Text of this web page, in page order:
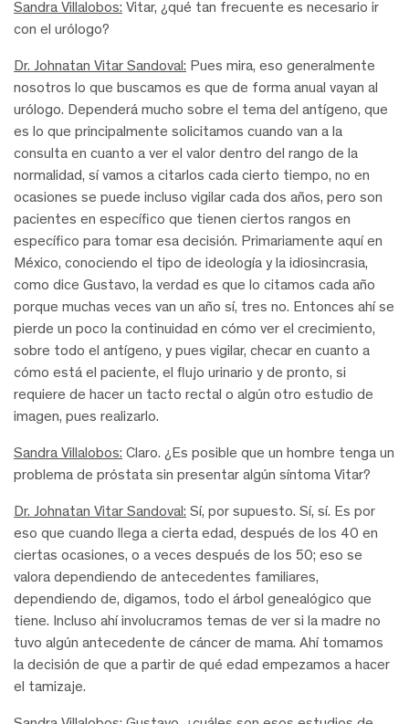
Sandra Villalobos: Vitar, ¿qué tan frecuente es necesario ir
con el urólogo?
Dr. Johnatan Vitar Sandoval: Pues mira, eso generalmente
nosotros lo que buscamos es que de forma anual vayan al
urólogo. Dependerá mucho sobre el tema del antígeno, que
es lo que principalmente solicitamos cuando van a la
consulta en cuanto a ver el valor dentro del rango de la
normalidad, sí vamos a citarlos cada cierto tiempo, no en
ocasiones se puede incluso vigilar cada dos años, pero son
pacientes en específico que tienen ciertos rangos en
específico para tomar esa decisión. Primariamente aquí en
México, conociendo el tipo de ideología y la idiosincrasia,
como dice Gustavo, la verdad es que lo citamos cada año
porque muchas veces van un año sí, tres no. Entonces ahí se
pierde un poco la continuidad en cómo ver el crecimiento,
sobre todo el antígeno, y pues vigilar, checar en cuanto a
cómo está el paciente, el flujo urinario y de pronto, si
requiere de hacer un tacto rectal o algún otro estudio de
imagen, pues realizarlo.
Sandra Villalobos: Claro. ¿Es posible que un hombre tenga un
problema de próstata sin presentar algún síntoma Vitar?
Dr. Johnatan Vitar Sandoval: Sí, por supuesto. Sí, sí. Es por
eso que cuando llega a cierta edad, después de los 40 en
ciertas ocasiones, o a veces después de los 50; eso se
valora dependiendo de antecedentes familiares,
dependiendo de, digamos, todo el árbol genealógico que
tiene. Incluso ahí involucramos temas de ver si la madre no
tuvo algún antecedente de cáncer de mama. Ahí tomamos
la decisión de que a partir de qué edad empezamos a hacer
el tamizaje.